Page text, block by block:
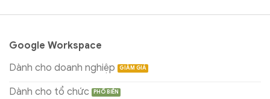
Google Workspace
Dành cho doanh nghiệp
Dành cho tổ chức